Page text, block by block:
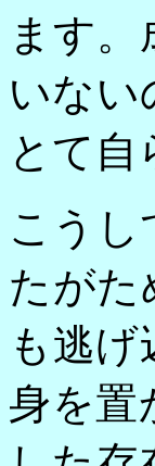
ます
いない
とて自
こうし
たがた
も逃
身を置